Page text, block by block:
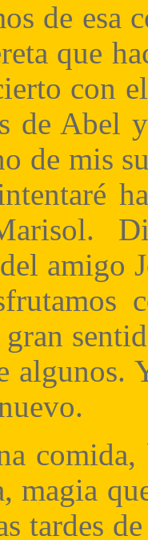
de esa
que
con
de Abel
de mis
amigo
algunos.
magia
tardes